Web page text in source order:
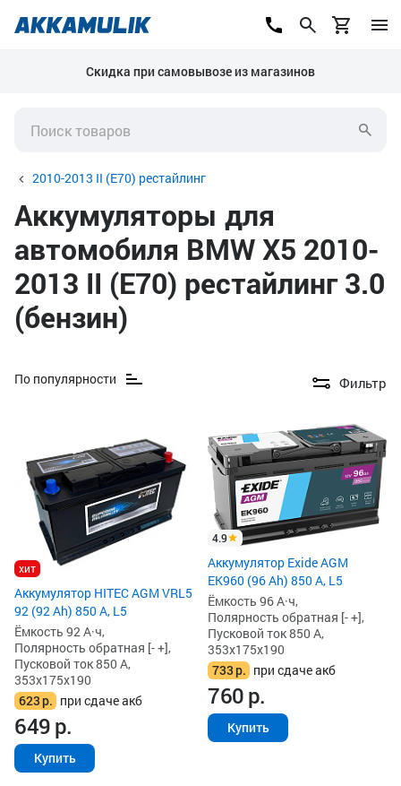
Скидка при самовывозе из магазинов
2010-2013 II (E70) рестайлинг
Аккумуляторы для
автомобиля BMW X5 2010-
2013 II (E70) рестайлинг 3.0
(бензин)
По популярности Фильтр
хит
Аккумулятор HITEC AGM VRL5
92 (92 Ah) 850 А, L5
Ёмкость 92 А·ч,
Полярность обратная [- +],
Пусковой ток 850 А,
353x175x190
623р. при сдаче акб
649р.
Купить
4.9
Аккумулятор Exide AGM
EK960 (96 Ah) 850 А, L5
Ёмкость 96 А·ч,
Полярность обратная [- +],
Пусковой ток 850 А,
353x175x190
733р. при сдаче акб
760р.
Купить